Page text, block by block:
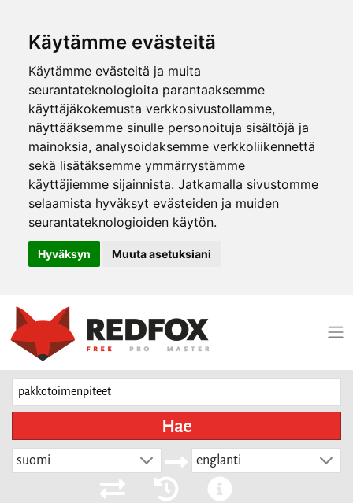
Käytämme evästeitä
Käytämme evästeitä ja muita
seurantateknologioita parantaaksemme
käyttäjäkokemusta verkkosivustollamme,
näyttääksemme sinulle personoituja sisältöjä ja
mainoksia, analysoidaksemme verkkoliikennettä
sekä lisätäksemme ymmärrystämme
käyttäjiemme sijainnista. Jatkamalla sivustomme
selaamista hyväksyt evästeiden ja muiden
seurantateknologioiden käytön.
Hyväksyn Muuta asetuksiani
Hae
suomi englanti